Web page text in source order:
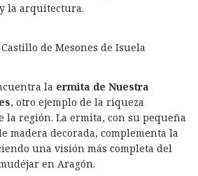
la arquitectura.
la ermita de Nuestra
, otro ejemplo de la riqueza
región. La ermita, con su pequeña
madera decorada, complementa la
una visión más completa del
en Aragón.